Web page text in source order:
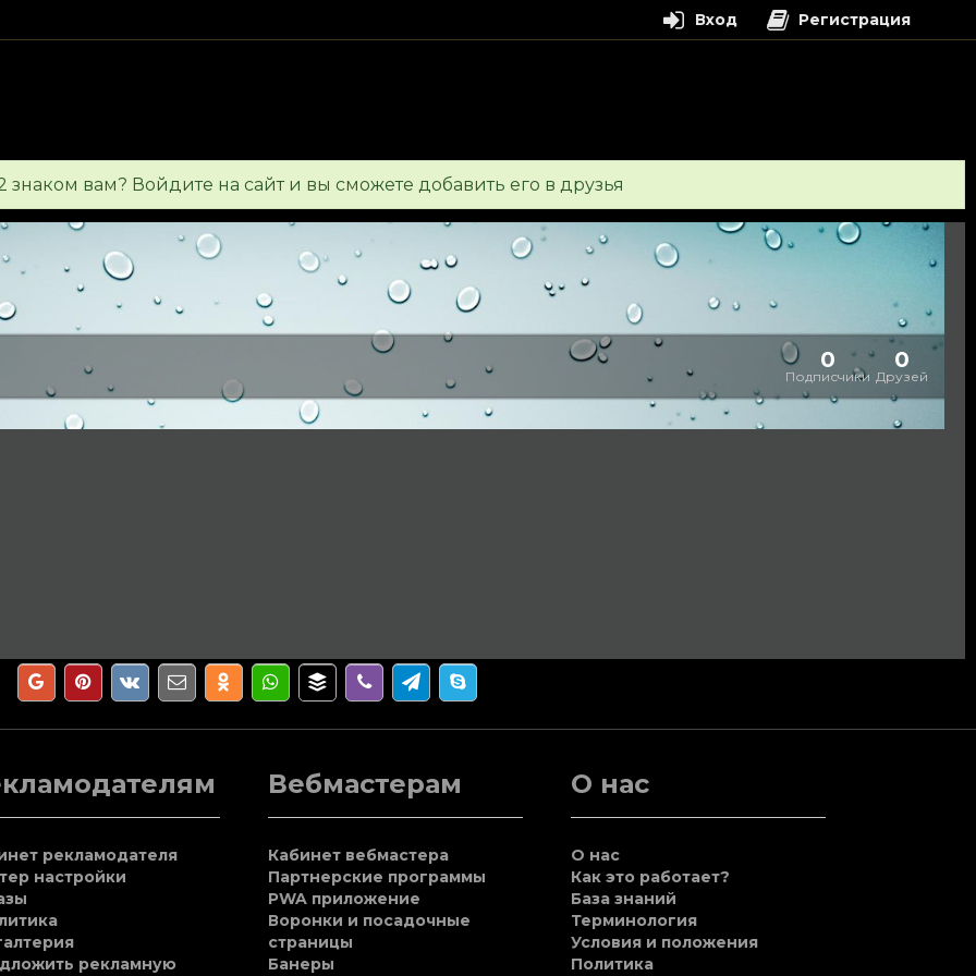
знаком вам? Войдите на сайт и вы сможете добавить его в друзья
Подписчики
0
Друзей
0
рекламодателя
настройки
рекламную
Вебмастерам
Кабинет вебмастера
Партнерские программы
PWA приложение
Воронки и посадочные
страницы
Банеры
О нас
О нас
Как это работает?
База знаний
Терминология
Условия и положения
Политика
Вход Регистрация